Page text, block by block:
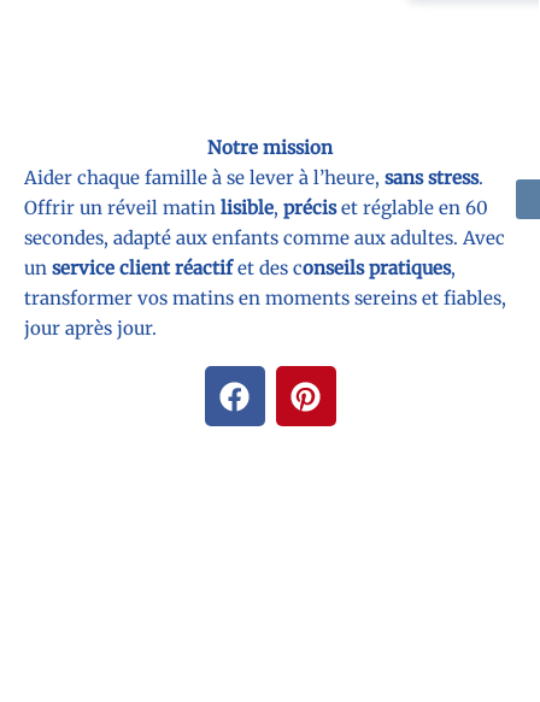
Notre mission
Aider chaque famille à se lever à l’heure, sans stress.
Offrir un réveil matin lisible, préciset réglable en 60
secondes, adapté aux enfants comme aux adultes. Avec
un service client réactifet des conseils pratiques,
transformer vos matins en moments sereins et fiables,
jour après jour.